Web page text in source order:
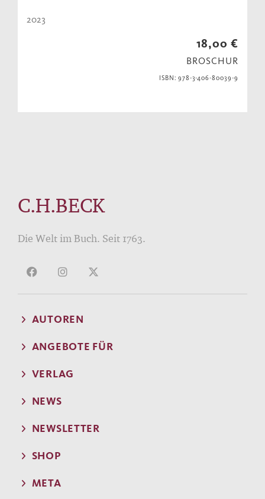
2023
18,00 €
BROSCHUR
ISBN: 978-3-406-80039-9
C.H.BECK
Die Welt im Buch. Seit 1763.
AUTOREN
ANGEBOTE FÜR
VERLAG
NEWS
NEWSLETTER
SHOP
META